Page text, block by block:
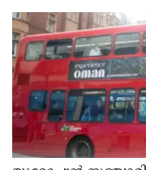
– ഒരു ചെറിയ കഷണം